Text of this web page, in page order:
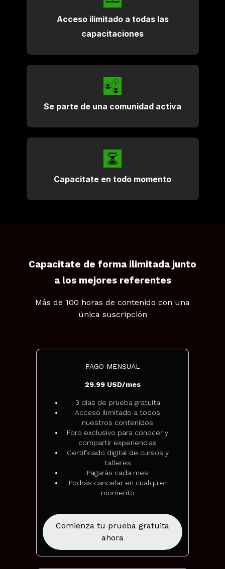
Acceso ilimitado a todas las
capacitaciones
Se parte de una comunidad activa
Capacitate en todo momento
Capacitate de forma ilimitada junto
a los mejores referentes
Más de 100 horas de contenido con una
única suscripción
PAGO MENSUAL
29.99 USD/mes
3 días de prueba gratuita
Acceso ilimitado a todos
nuestros contenidos
Foro exclusivo para conocer y
compartir experiencias
Certificado digital de cursos y
talleres
Pagarás cada mes
Podrás cancelar en cualquier
momento
Comienza tu prueba gratuita
ahora